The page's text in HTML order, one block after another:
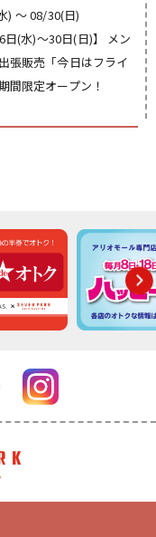
) 〜 08/30(日)
日(水)～30日(日)】 メン
張販売「今日はフライ
間限定オープン！